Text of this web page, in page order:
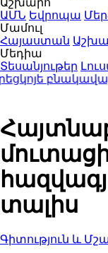
Աշխարհ
ԱՄՆ Եվրոպա
Մամուլ
Հայաստան
Մեդիա
Տեսանյութեր
տալիս
Գիտություն և